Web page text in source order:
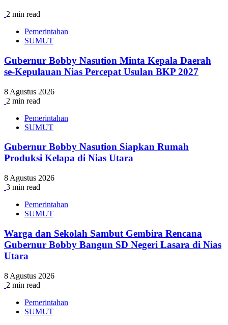
2 min read
Pemerintahan
SUMUT
Gubernur Bobby Nasution Minta Kepala Daerah
se-Kepulauan Nias Percepat Usulan BKP 2027
8 Agustus 2026
2 min read
Pemerintahan
SUMUT
Gubernur Bobby Nasution Siapkan Rumah
Produksi Kelapa di Nias Utara
8 Agustus 2026
3 min read
Pemerintahan
SUMUT
Warga dan Sekolah Sambut Gembira Rencana
Gubernur Bobby Bangun SD Negeri Lasara di Nias
Utara
8 Agustus 2026
2 min read
Pemerintahan
SUMUT